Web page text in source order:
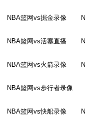
NBA篮网vs掘金录像
NBA篮网vs活塞直播
NBA篮网vs火箭录像
NBA篮网vs步行者录像
NBA篮网vs快船录像